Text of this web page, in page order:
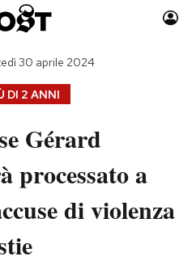
Auto
Moda
Consumismi
Storie/Idee
DI 2 ANNI
30 aprile 2024
Gérard
processato a
di violenza